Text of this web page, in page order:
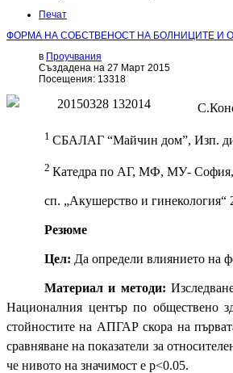
Печат
ФОРМА НА СОБСТВЕНОСТ НА БОЛНИЦИТЕ И
в Проучвания
Създадена на 27 Март 2015
Посещения: 13318
С.
1 СБАЛАГ “Майчин дом”, Изп.
2Катедра по АГ, МФ, МУ- София,
сп. „Акушерство и гинекология“
Резюме
Цел: Да определи влиянието на
Материал и методи:
Националния център по обществено
стойностите на АПГАР скора на
сравняване на показатели за
че нивото на значимост е р<0.05.